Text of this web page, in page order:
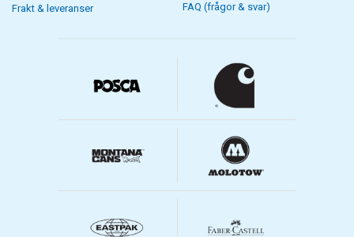
Frakt & leveranser
FAQ (frågor & svar)